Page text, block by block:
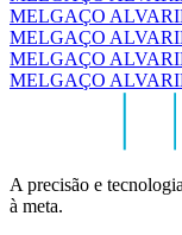
MELGAÇO
MELGAÇO
MELGAÇO
MELGAÇO
A precisão e
à meta.